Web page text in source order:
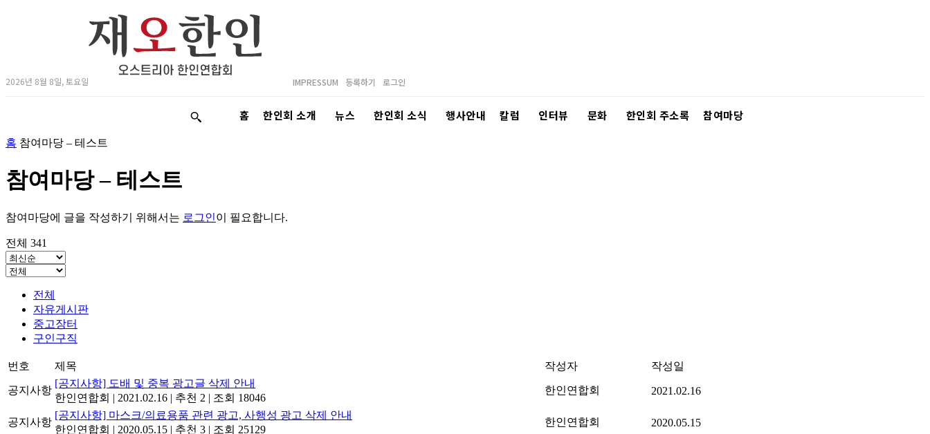
2026년 8월 8일, 토요일 IMPRESSUM 등록하기 로그인
홈 한인회 소개 뉴스 한인회 소식 행사안내 칼럼 인터뷰 문화 한인회 주소록 참여마당
홈 참여마당 – 테스트
참여마당 – 테스트
참여마당에 글을 작성하기 위해서는 로그인이 필요합니다.
전체 341
전체
자유게시판
중고장터
구인구직
번호 제목 작성자 작성일
공지사항
[공지사항] 도배 및 중복 광고글 삭제 안내
한인연합회 | 2021.02.16 | 추천 2 | 조회 18046
한인연합회 2021.02.16
공지사항
[공지사항] 마스크/의료용품 관련 광고, 사행성 광고 삭제 안내
한인연합회 | 2020.05.15 | 추천 3 | 조회 25129
한인연합회 2020.05.15